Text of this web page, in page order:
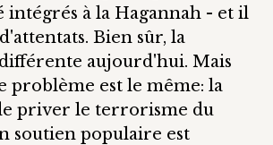
intégrés à la Hagannah - et il
Bien sûr, la
aujourd'hui. Mais
problème est le même: la
priver le terrorisme du
soutien populaire est